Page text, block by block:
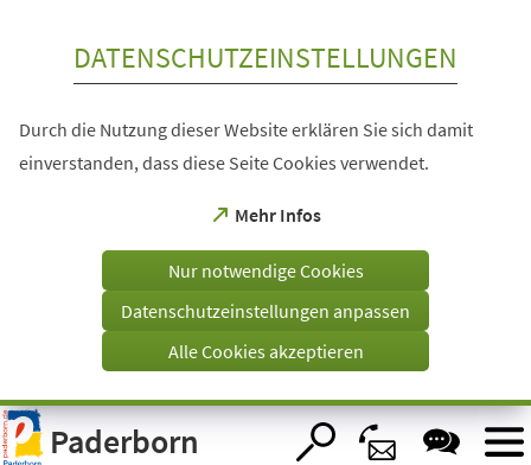
Visuelle
Assistenzsoftware
öffnen.
DATENSCHUTZEINSTELLUNGEN
Durch die Nutzung dieser Website erklären Sie sich damit
einverstanden, dass diese Seite Cookies verwendet.
Mehr Infos
(Öffnet
einem
Tab)
Nur notwendige Cookies
Datenschutzeinstellungen anpassen
Alle Cookies akzeptieren
Paderborn